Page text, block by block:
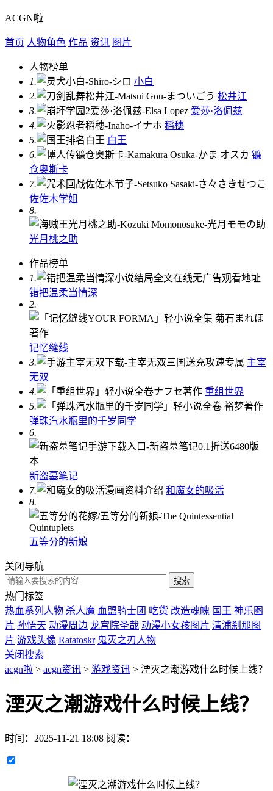
ACGN啦
首页 人物角色 作品 资讯 图片
人物榜单
1.
小白
2.
松井江
3.
爱莎·洛佩兹
4.
稻穗
5.
白王
6.
镰
仓奥斯卡
7.
佐佐木学姐
8.
光月桃之助
作品榜单
1.
错把温柔当情深
2.
记忆缝线
3.
主宰
无双
4.
重组世界
5.
弹珠汽水瓶里的千岁同学
6.
新盗墓笔记
7.
和魔女的吸活
8.
五等分的新娘
关闭导航
热门标签
热血系列人物 杀人魔 血盟骑士团 吃货 改造魂魄 国王 神乐图
片 孙悟天 动漫周边 龙宫院圣哉 动漫小女孩图片 清浦刹那图
片 游戏头像 Ratatoskr 鬼灭之刃人物
关闭搜索
acgn啦 > acgn资讯 > 游戏资讯 > 湮灭之潮游戏什么时候上线？
湮灭之潮游戏什么时候上线？
时间： 2025-11-21 18:08 阅读：